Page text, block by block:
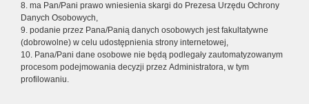
8. ma Pan/Pani prawo wniesienia skargi do Prezesa Urzędu Ochrony
Danych Osobowych,
9. podanie przez Pana/Panią danych osobowych jest fakultatywne
(dobrowolne) w celu udostępnienia strony internetowej,
10. Pana/Pani dane osobowe nie będą podlegały zautomatyzowanym
procesom podejmowania decyzji przez Administratora, w tym
profilowaniu.